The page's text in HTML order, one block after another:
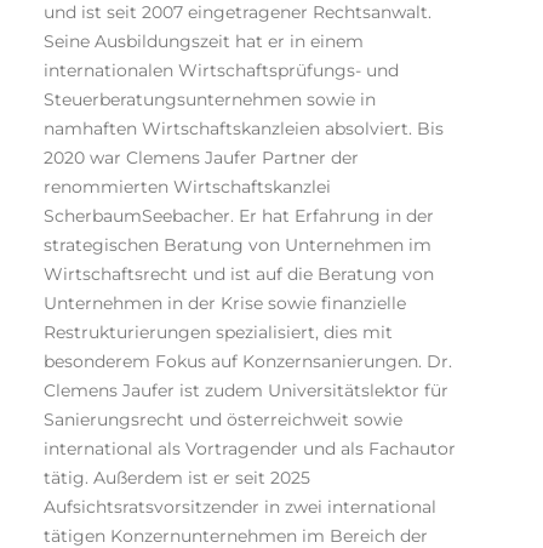
und ist seit 2007 eingetragener Rechtsanwalt.
Seine Ausbildungszeit hat er in einem
internationalen Wirtschaftsprüfungs- und
Steuerberatungsunternehmen sowie in
namhaften Wirtschaftskanzleien absolviert. Bis
2020 war Clemens Jaufer Partner der
renommierten Wirtschaftskanzlei
ScherbaumSeebacher. Er hat Erfahrung in der
strategischen Beratung von Unternehmen im
Wirtschaftsrecht und ist auf die Beratung von
Unternehmen in der Krise sowie finanzielle
Restrukturierungen spezialisiert, dies mit
besonderem Fokus auf Konzernsanierungen. Dr.
Clemens Jaufer ist zudem Universitätslektor für
Sanierungsrecht und österreichweit sowie
international als Vortragender und als Fachautor
tätig. Außerdem ist er seit 2025
Aufsichtsratsvorsitzender in zwei international
tätigen Konzernunternehmen im Bereich der